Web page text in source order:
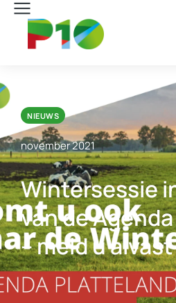
NIEUWS
november 2021
Wintersessie
van de
– meld u